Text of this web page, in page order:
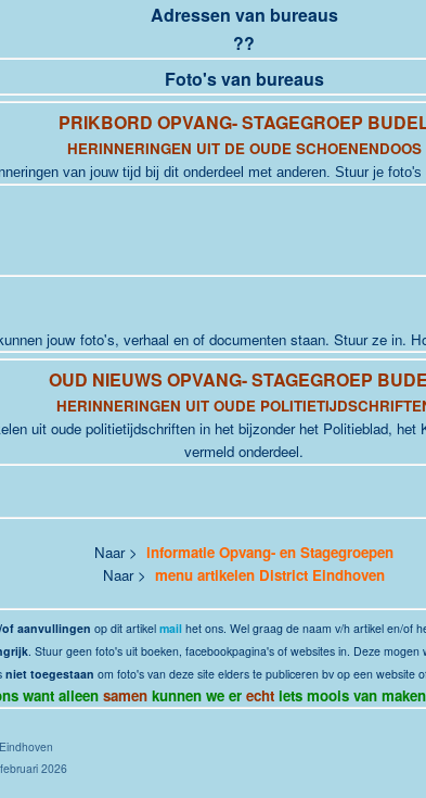
Adressen van bureaus
??
Foto's van bureaus
PRIKBORD OPVANG- STAGEGROEP
HERINNERINGEN UIT DE OUDE SCHOENENDOOS
van jouw tijd bij dit onderdeel met anderen. Stuur je
jouw foto's, verhaal en of documenten staan. Stuur ze in.
OUD NIEUWS OPVANG- STAGEGROEP
HERINNERINGEN UIT OUDE
uit oude politietijdschriften in het bijzonder het Politieblad, het
vermeld onderdeel.
Naar > informatie Opvang- en Stagegroepen
Naar > menu artikelen District Eindhoven
aanvullingen op dit artikel mail het ons. Wel graag de naam v/h artikel en/of
. Stuur geen foto's uit boeken, facebookpagina's of websites in. Deze mogen
niet toegestaan om foto's van deze site elders te publiceren bv op een website
want alleen samen kunnen we er echt iets moois van
2026